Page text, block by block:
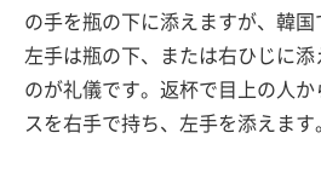
の手を瓶の下に添えますが、韓国
左手は瓶の下、または右ひじに
のが礼儀です。返杯で目上の人
スを右手で持ち、左手を添えます